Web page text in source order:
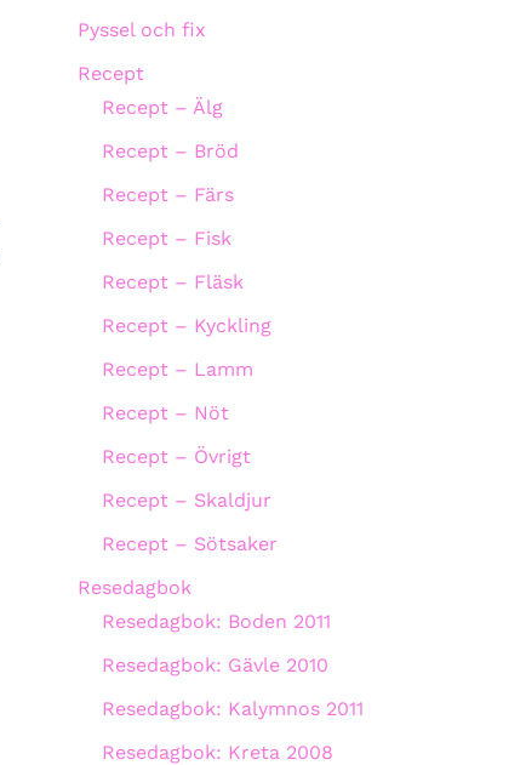
Pyssel och fix
Recept
Recept – Älg
Recept – Bröd
Recept – Färs
Recept – Fisk
Recept – Fläsk
Recept – Kyckling
Recept – Lamm
Recept – Nöt
Recept – Övrigt
Recept – Skaldjur
Recept – Sötsaker
Resedagbok
Resedagbok: Boden 2011
Resedagbok: Gävle 2010
Resedagbok: Kalymnos 2011
Resedagbok: Kreta 2008